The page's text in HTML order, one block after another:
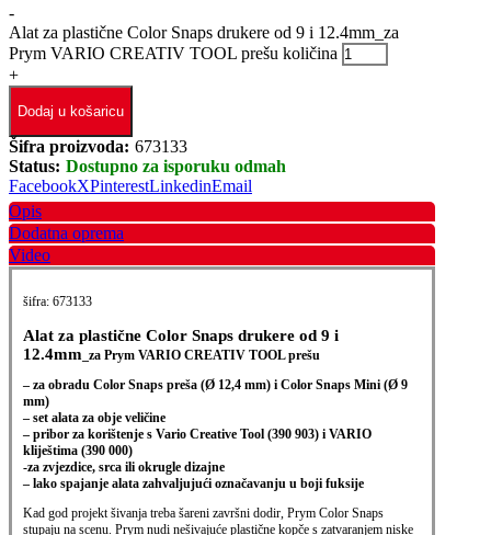
-
Alat za plastične Color Snaps drukere od 9 i 12.4mm_za
Prym VARIO CREATIV TOOL prešu količina
+
Dodaj u košaricu
Šifra proizvoda: 673133
Status: Dostupno za isporuku odmah
FacebookXPinterestLinkedinEmail
Opis
Dodatna oprema
Video
šifra: 673133
Alat za plastične Color Snaps drukere od 9 i
12.4mm _za Prym VARIO CREATIV TOOL prešu
– za obradu Color Snaps preša (Ø 12,4 mm) i Color Snaps Mini (Ø 9
mm)
– set alata za obje veličine
– pribor za korištenje s Vario Creative Tool (390 903) i VARIO
kliještima (390 000)
-za zvjezdice, srca ili okrugle dizajne
– lako spajanje alata zahvaljujući označavanju u boji fuksije
Kad god projekt šivanja treba šareni završni dodir, Prym Color Snaps
stupaju na scenu. Prym nudi nešivajuće plastične kopče s zatvaranjem niske